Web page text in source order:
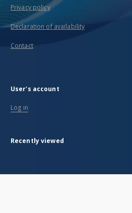
Privacy policy
Declaration of availability
Contact
User's account
Log in
Recently viewed